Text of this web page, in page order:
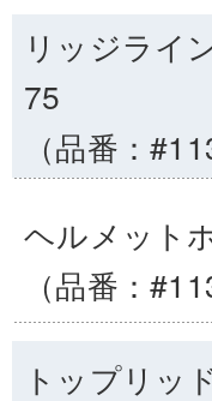
リッジライ
75
（品番：
ヘルメット
（品番：
トップリッ